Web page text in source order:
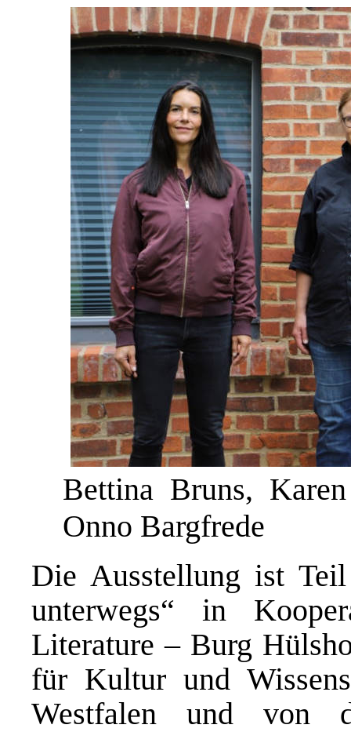
Bettina Bruns,
Onno Bargfrede
Die Ausstellung ist
unterwegs“ in
Literature – Burg
für Kultur und
Westfalen und von